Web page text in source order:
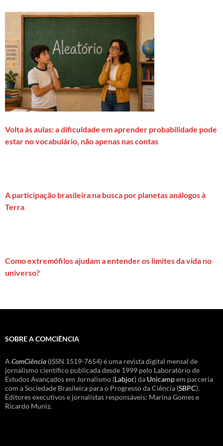
Volta às aulas: a dificuldade em aprender probabilidade pode
estar no vocabulário, não apenas nas contas
A participação brasileira na busca por planetas análogos à
Terra
Como extremófilos ajudam a entender os limites da vida no
universo?
SOBRE A COMCIÊNCIA
A ComCiência (ISSN 1519-7654) é uma revista digital mensal de
jornalismo científico publicada desde 1999 pelo Laboratório de
Estudos Avançados em Jornalismo (Labjor) da Unicampem parceria
com a Sociedade Brasileira para o Progresso da Ciência (SBPC).
Editores executivos e jornalistas responsáveis: Marina Gomes e
Ricardo Muniz.